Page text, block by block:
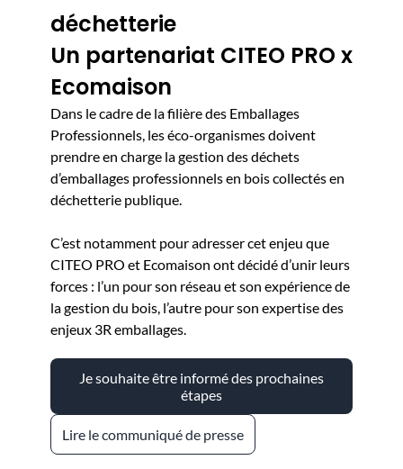
déchetterie
Un partenariat CITEO PRO x
Ecomaison
Dans le cadre de la filière des Emballages
Professionnels, les éco-organismes doivent
prendre en charge la gestion des déchets
d’emballages professionnels en bois collectés en
déchetterie publique.
C’est notamment pour adresser cet enjeu que
CITEO PRO et Ecomaison ont décidé d’unir leurs
forces : l’un pour son réseau et son expérience de
la gestion du bois, l’autre pour son expertise des
enjeux 3R emballages.
Je souhaite être informé des prochaines
étapes
Lire le communiqué de presse